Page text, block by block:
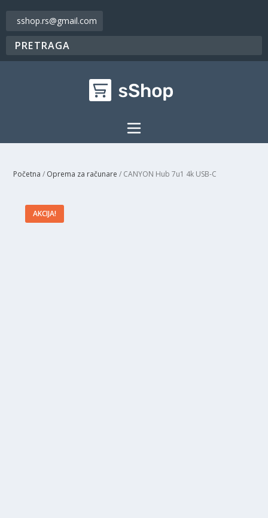
sshop.rs@gmail.com
Početna / Oprema za računare / CANYON Hub 7u1 4k USB-C
AKCIJA!